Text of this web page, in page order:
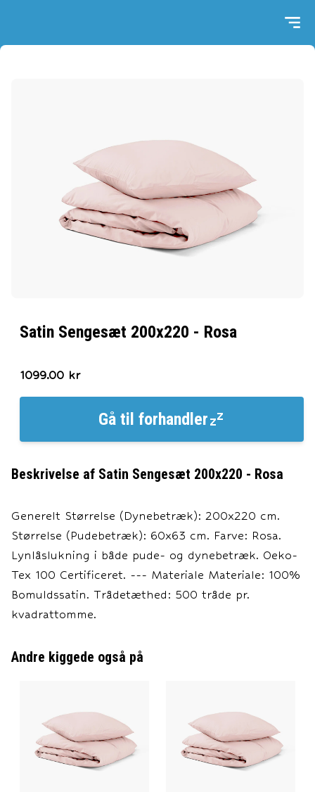
Satin Sengesæt 200x220 - Rosa
1099.00 kr
Gå til forhandler
Beskrivelse af Satin Sengesæt 200x220 - Rosa
Generelt Størrelse (Dynebetræk): 200x220 cm.
Størrelse (Pudebetræk): 60x63 cm. Farve: Rosa.
Lynlåslukning i både pude- og dynebetræk. Oeko-
Tex 100 Certificeret. --- Materiale Materiale: 100%
Bomuldssatin. Trådetæthed: 500 tråde pr.
kvadrattomme.
Andre kiggede også på